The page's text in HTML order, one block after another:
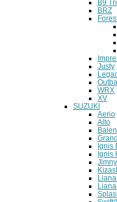
B9
BRZ
Justy
WRX
XV
SUZUKI
Aerio
Alto
Ignis
Ignis
Jimny